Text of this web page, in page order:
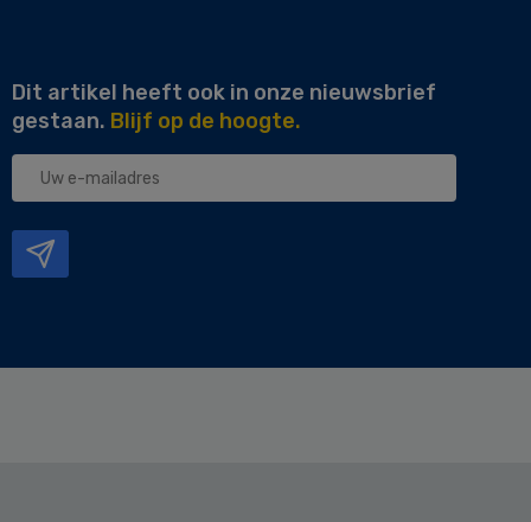
Dit artikel heeft ook in onze nieuwsbrief
gestaan. Blijf op de hoogte.
Uw